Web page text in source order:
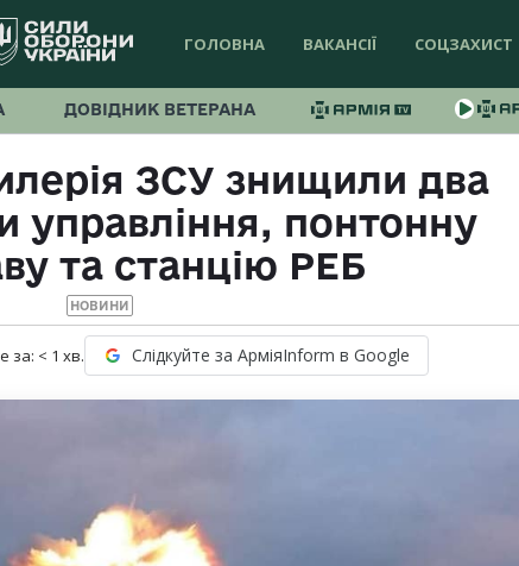
ГОЛОВНА ВАКАНСІЇ СОЦЗАХИСТ
ДОВІДНИК ВЕТЕРАНА
ЗСУ знищили два
управління, понтонну
та станцію РЕБ
НОВИНИ
за: < 1 хв. Слідкуйте за АрміяInform в Google